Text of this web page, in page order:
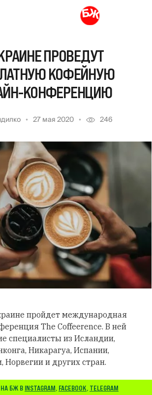
ПРОВЕДУТ
КОФЕЙНУЮ
КОНФЕРЕНЦИЮ
27 мая 2020 246
пройдет международная
The Coffeerence. В ней
специалисты из Исландии,
Никарагуа, Испании,
Норвегии и других стран.
БЖ В INSTAGRAM, FACEBOOK, TELEGRAM